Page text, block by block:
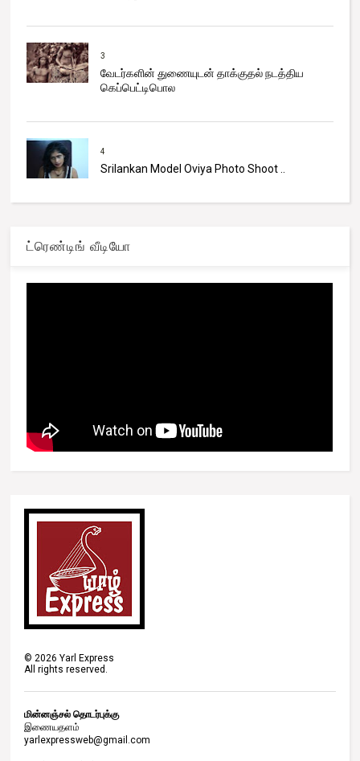
3
வேடர்களின் துணையுடன் தாக்குதல் நடத்திய
கெப்பெட்டிபொல
4
Srilankan Model Oviya Photo Shoot ..
ட்ரெண்டிங் வீடியோ
©2026 Yarl Express
All rights reserved.
மின்னஞ்சல் தொடர்புக்கு
இணையதளம்
yarlexpressweb@gmail.com